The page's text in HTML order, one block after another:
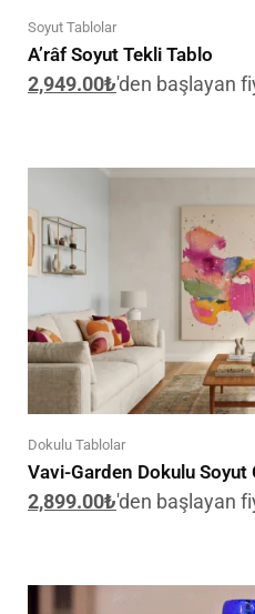
Soyut Tablolar
A’râf Soyut Tekli Tablo
2,949.00₺'den başlayan
Dokulu Tablolar
Vavi-Garden Dokulu Soyut
2,899.00₺'den başlayan